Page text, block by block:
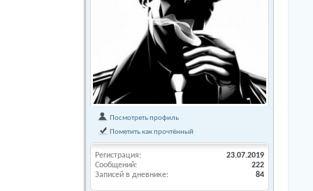
Посмотреть профиль
Пометить как прочтённый
Регистрация
23.07.2019
Сообщений
222
Записей в дневнике
84